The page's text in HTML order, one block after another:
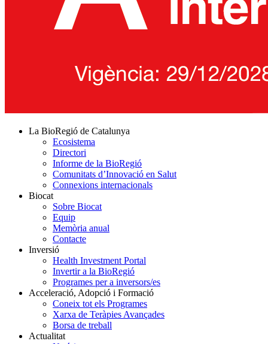
La BioRegió de Catalunya
Ecosistema
Directori
Informe de la BioRegió
Comunitats d’Innovació en Salut
Connexions internacionals
Biocat
Sobre Biocat
Equip
Memòria anual
Contacte
Inversió
Health Investment Portal
Invertir a la BioRegió
Programes per a inversors/es
Acceleració, Adopció i Formació
Coneix tot els Programes
Xarxa de Teràpies Avançades
Borsa de treball
Actualitat